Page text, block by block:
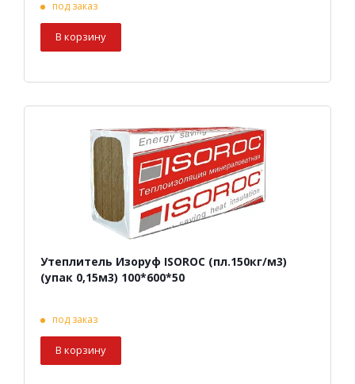
под заказ
В корзину
Утеплитель Изоруф ISOROC (пл.150кг/м3)
(упак 0,15м3) 100*600*50
под заказ
В корзину